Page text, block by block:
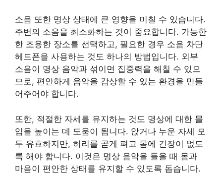
소음 또한 명상 상태에 큰 영향을 미칠 수 있습니다.
주변의 소음을 최소화하는 것이 중요합니다. 가능한
한 조용한 장소를 선택하고, 필요한 경우 소음 차단
헤드폰을 사용하는 것도 하나의 방법입니다. 외부
소음이 명상 음악과 섞이면 집중력을 해칠 수 있으
므로, 편안하게 음악을 감상할 수 있는 환경을 만들
어주어야 합니다.
또한, 적절한 자세를 유지하는 것도 명상에 대한 몰
입을 높이는 데 도움이 됩니다. 앉거나 누운 자세 모
두 유효하지만, 허리를 곧게 펴고 몸에 긴장이 없도
록 해야 합니다. 이것은 명상 음악을 들을 때 몸과
마음이 편안한 상태를 유지할 수 있도록 돕습니다.